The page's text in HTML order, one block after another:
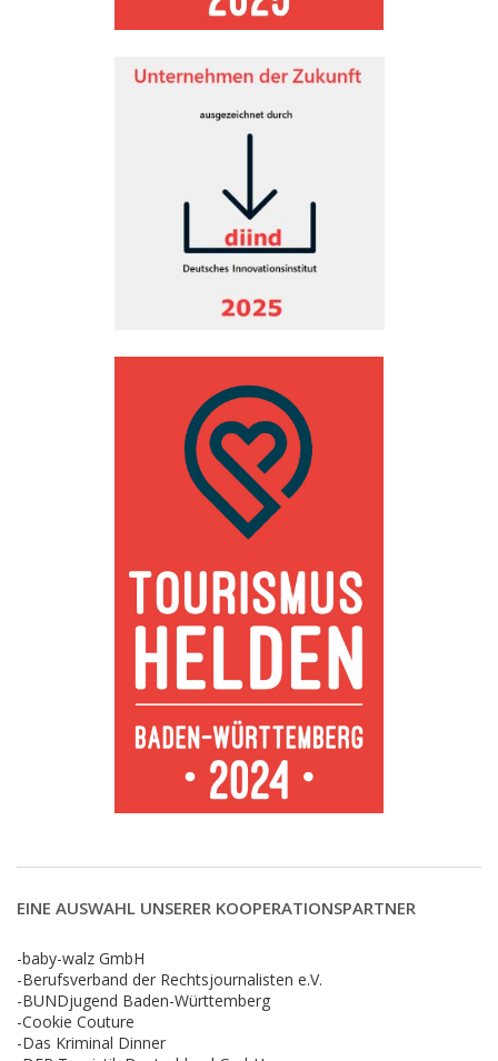
EINE AUSWAHL UNSERER KOOPERATIONSPARTNER
-baby-walz GmbH
-Berufsverband der Rechtsjournalisten e.V.
-BUNDjugend Baden-Württemberg
-Cookie Couture
-Das Kriminal Dinner